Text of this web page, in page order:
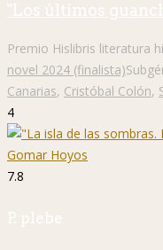
"Los últimos
Premio Hislibris literatura
novel 2024 (finalista)
Canarias, Cristóbal Colón,
4
7.8
P. plebe